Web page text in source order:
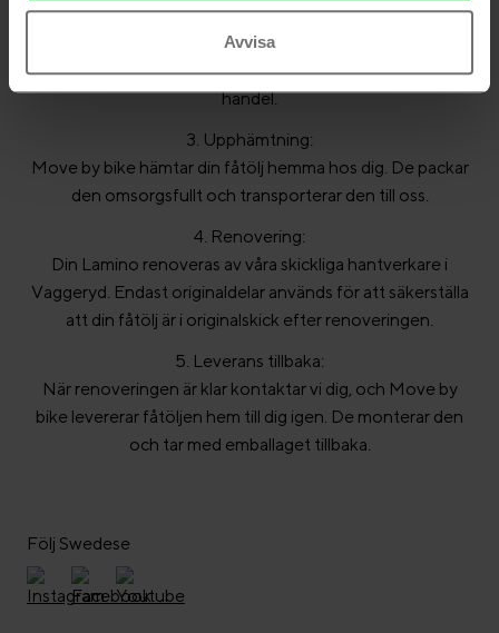
Avvisa
2. Kostnadsförslag och bokning:
Efter videosamtalet får du ett kostnadsförslag direkt. Om
du väljer att gå vidare genomförs betalningen via vår e-
handel.
3. Upphämtning:
Move by bike hämtar din fåtölj hemma hos dig. De packar
den omsorgsfullt och transporterar den till oss.
4. Renovering:
Din Lamino renoveras av våra skickliga hantverkare i
Vaggeryd. Endast originaldelar används för att säkerställa
att din fåtölj är i originalskick efter renoveringen.
5. Leverans tillbaka:
När renoveringen är klar kontaktar vi dig, och Move by
bike levererar fåtöljen hem till dig igen. De monterar den
och tar med emballaget tillbaka.
Följ Swedese